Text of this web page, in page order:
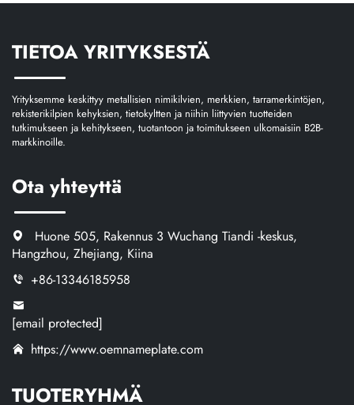
TIETOA YRITYKSESTÄ
Yrityksemme keskittyy metallisien nimikilvien, merkkien, tarramerkintöjen,
rekisterikilpien kehyksien, tietokyltten ja niihin liittyvien tuotteiden
tutkimukseen ja kehitykseen, tuotantoon ja toimitukseen ulkomaisiin B2B-
markkinoille.
Ota yhteyttä
Huone 505, Rakennus 3 Wuchang Tiandi -keskus,
Hangzhou, Zhejiang, Kiina
+86-13346185958
[email protected]
https://www.oemnameplate.com
TUOTERYHMÄ